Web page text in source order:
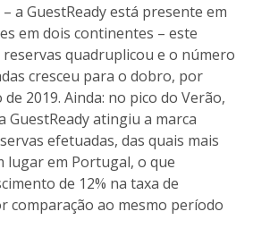
a GuestReady está presente em
em dois continentes – este
quadruplicou e o número
cresceu para o dobro, por
2019. Ainda: no pico do Verão,
GuestReady atingiu a marca
efetuadas, das quais mais
lugar em Portugal, o que
de 12% na taxa de
comparação ao mesmo período